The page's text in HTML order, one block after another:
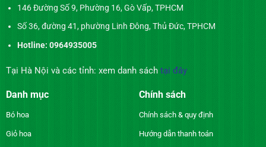
146 Đường Số 9, Phường 16, Gò Vấp, TPHCM
Số 36, đường 41, phường Linh Đông, Thủ Đức, TPHCM
Hotline: 0964935005
Tại Hà Nội và các tỉnh: xem danh sách tại đây
Danh mục
Bó hoa
Giỏ hoa
Chính sách
Chính sách & quy định
Hướng dẫn thanh toán